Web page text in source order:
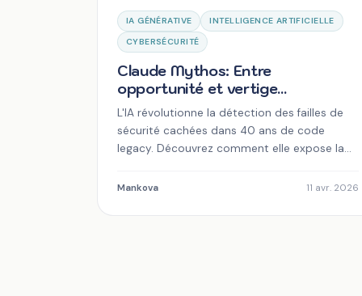
IA GÉNÉRATIVE
INTELLIGENCE ARTIFICIELLE
CYBERSÉCURITÉ
Claude Mythos: Entre
opportunité et vertige
technologique
L'IA révolutionne la détection des failles de
sécurité cachées dans 40 ans de code
legacy. Découvrez comment elle expose la
Mankova 11 avr. 2026